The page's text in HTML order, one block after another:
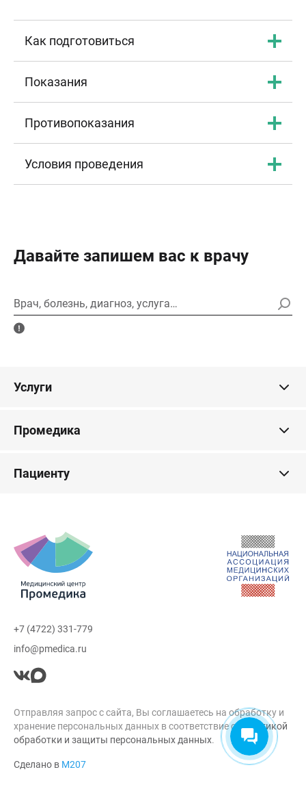
Как подготовиться
Показания
Противопоказания
Условия проведения
Давайте запишем вас к врачу
Врач, болезнь, диагноз, услуга…
Услуги
Промедика
Пациенту
+7 (4722) 331-779
info@pmedica.ru
Отправляя запрос с сайта, Вы соглашаетесь на обработку и
хранение персональных данных в соответствие с Политикой
обработки и защиты персональных данных.
Сделано в М207